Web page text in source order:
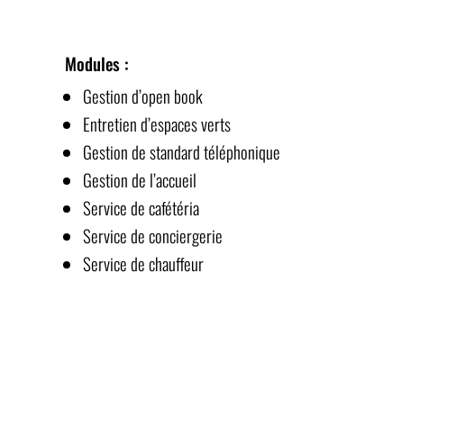
Modules :
Gestion d’open book
Entretien d’espaces verts
Gestion de standard téléphonique
Gestion de l’accueil
Service de cafétéria
Service de conciergerie
Service de chauffeur